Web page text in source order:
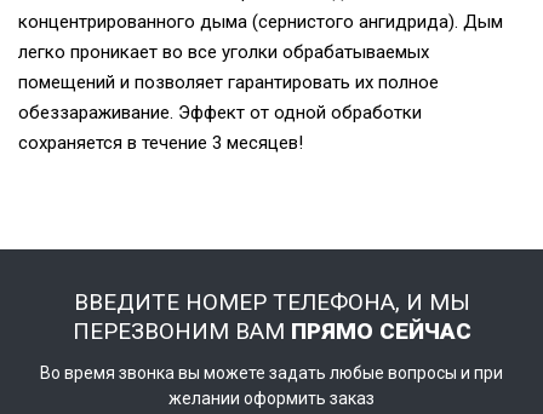
концентрированного дыма (сернистого ангидрида). Дым
легко проникает во все уголки обрабатываемых
помещений и позволяет гарантировать их полное
обеззараживание. Эффект от одной обработки
сохраняется в течение 3 месяцев!
ВВЕДИТЕ НОМЕР ТЕЛЕФОНА, И МЫ
ПЕРЕЗВОНИМ ВАМ ПРЯМО СЕЙЧАС
Во время звонка вы можете задать любые вопросы и при
желании оформить заказ